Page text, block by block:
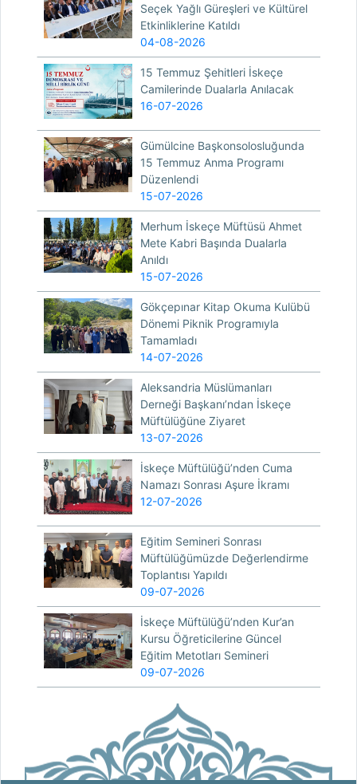
Seçek Yağlı Güreşleri ve Kültürel
Etkinliklerine Katıldı
04-08-2026
15 Temmuz Şehitleri İskeçe
Camilerinde Dualarla Anılacak
16-07-2026
Gümülcine Başkonsolosluğunda
15 Temmuz Anma Programı
Düzenlendi
15-07-2026
Merhum İskeçe Müftüsü Ahmet
Mete Kabri Başında Dualarla
Anıldı
15-07-2026
Gökçepınar Kitap Okuma Kulübü
Dönemi Piknik Programıyla
Tamamladı
14-07-2026
Aleksandria Müslümanları
Derneği Başkanı’ndan İskeçe
Müftülüğüne Ziyaret
13-07-2026
İskeçe Müftülüğü’nden Cuma
Namazı Sonrası Aşure İkramı
12-07-2026
Eğitim Semineri Sonrası
Müftülüğümüzde Değerlendirme
Toplantısı Yapıldı
09-07-2026
İskeçe Müftülüğü’nden Kur’an
Kursu Öğreticilerine Güncel
Eğitim Metotları Semineri
09-07-2026